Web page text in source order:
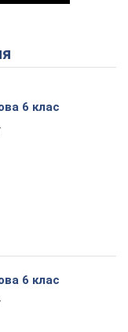
6 клас
6 клас